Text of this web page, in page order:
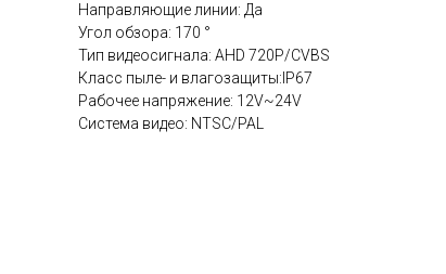
Направляющие линии: Да
Угол обзора: 170 °
Тип видеосигнала: AHD 720P/CVBS
Класс пыле- и влагозащиты:IP67
Рабочее напряжение: 12V~24V
Система видео: NTSC/PAL